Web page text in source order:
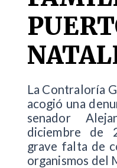
La Contraloría
acogió una
senador
diciembre de
grave falta de
organismos del